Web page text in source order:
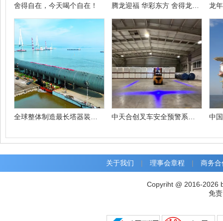
舍得自在，今天喝个自在！ 龙
关于我们 | 理事会章程 | 商务合
Copyriht @ 2016-2026
免责